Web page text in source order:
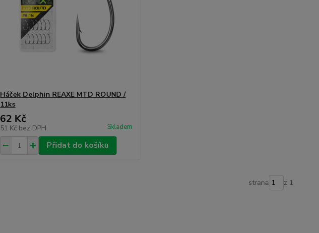
Háček Delphin REAXE MTD ROUND /
11ks
62 Kč
51 Kč bez DPH Skladem
Přidat do košíku
strana z 1